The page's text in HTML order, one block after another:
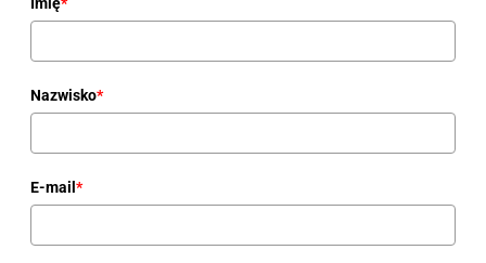
Nazwisko*
E-mail *